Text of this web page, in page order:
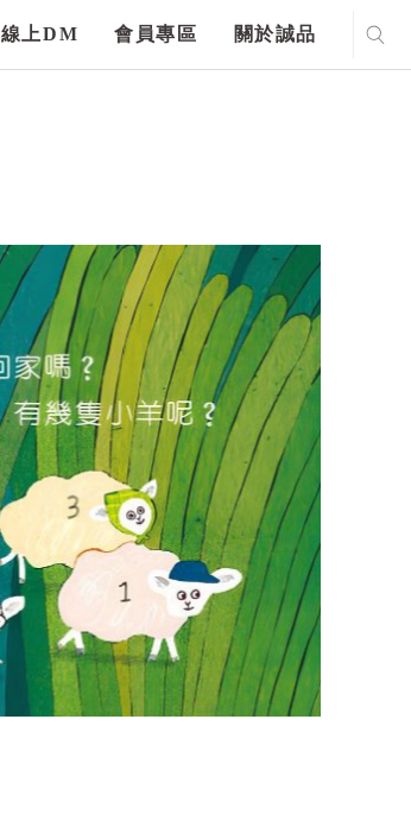
線上DM 會員專區 關於誠品